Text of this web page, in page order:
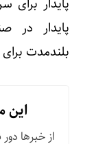
پایدار برای
پایدار در
بلندمدت
این
از خبرها